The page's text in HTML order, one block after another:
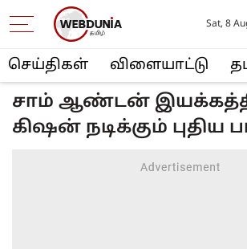
செய்திகள் விளையா‌ட்டு
Sat, 8
சாம் ஆண்டன்
கிஷன் நடிக்கும் புதிய